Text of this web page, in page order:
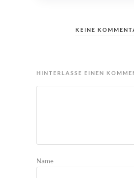
KEINE
HINTERLASSE EINEN
Name